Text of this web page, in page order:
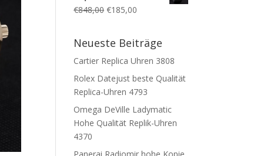
€848,00 €185,00
Neueste Beiträge
Cartier Replica Uhren 3808
Rolex Datejust beste Qualität
Replica-Uhren 4793
Omega DeVille Ladymatic
Hohe Qualität Replik-Uhren
4370